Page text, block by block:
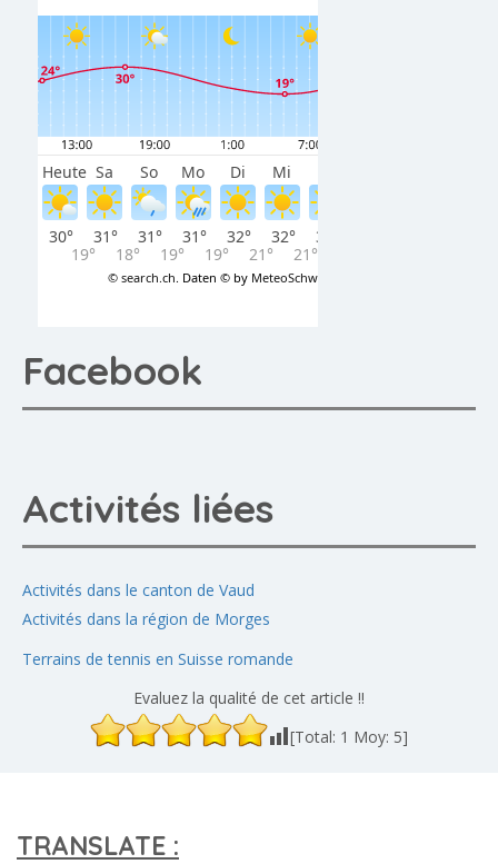
Facebook
Activités liées
Activités dans le canton de Vaud
Activités dans la région de Morges
Terrains de tennis en Suisse romande
Evaluez la qualité de cet article !!
[Total: 1 Moy: 5]
TRANSLATE :